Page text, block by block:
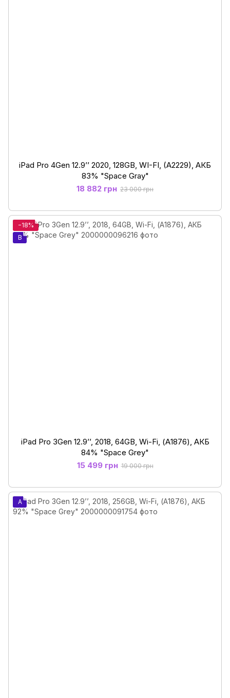
iPad Pro 4Gen 12.9’’ 2020, 128GB, WI-FI, (A2229), АКБ
83% "Space Gray"
18 882 грн 23 000 грн
−18%
B
iPad Pro 3Gen 12.9’’, 2018, 64GB, Wi-Fi, (А1876), АКБ
84% "Space Grey"
15 499 грн 19 000 грн
A